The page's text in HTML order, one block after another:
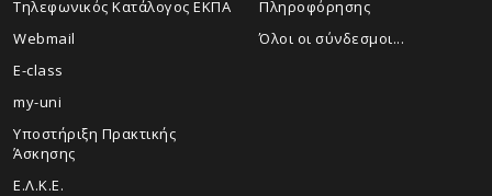
Τηλεφωνικός Κατάλογος ΕΚΠΑ
Webmail
E-class
my-uni
Υποστήριξη Πρακτικής
Άσκησης
Ε.Λ.Κ.Ε.
Πληροφόρησης
Όλοι οι σύνδεσμοι...